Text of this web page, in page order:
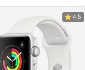
4,5